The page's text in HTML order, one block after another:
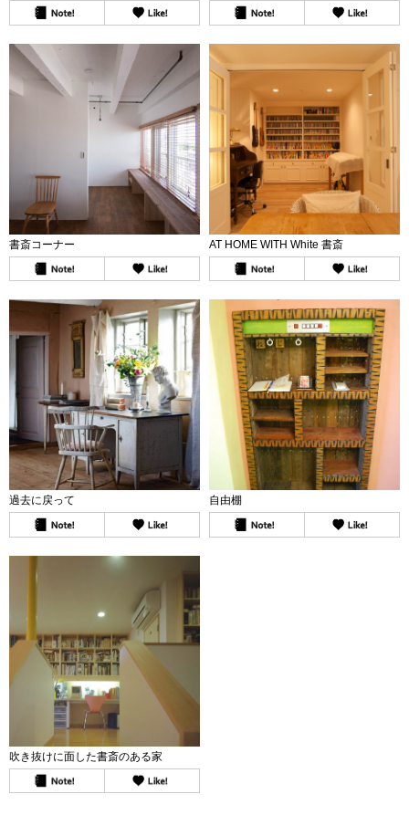
書斎コーナー AT HOME WITH White 書斎
過去に戻って 自由棚
吹き抜けに面した書斎のある家